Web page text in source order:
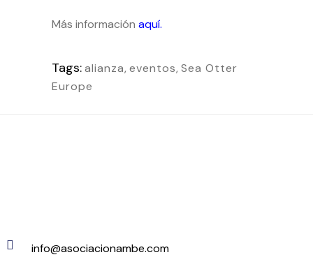
Más información aquí.
Tags:alianza, eventos, Sea Otter
Europe
info@asociacionambe.com